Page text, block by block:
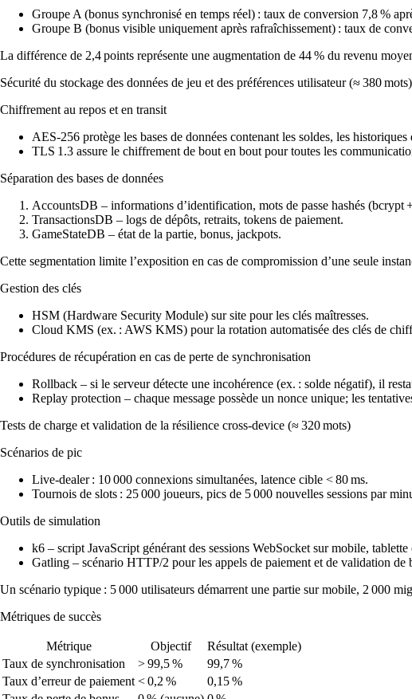
Groupe A (bonus synchronisé en temps réel) : taux de conversion 7,8 %
Groupe B (bonus visible uniquement après rafraîchissement) : taux de
La différence de 2,4 points représente une augmentation de 44 % du revenu
Sécurité du stockage des données de jeu et des préférences utilisateur (≈ 380 mots)
Chiffrement au repos et en transit
AES‑256 protège les bases de données contenant les soldes, les historiques
TLS 1.3 assure le chiffrement de bout en bout pour toutes les
Séparation des bases de données
AccountsDB – informations d’identification, mots de passe hashés (bcrypt
TransactionsDB – logs de dépôts, retraits, tokens de paiement.
GameStateDB – état de la partie, bonus, jackpots.
Cette segmentation limite l’exposition en cas de compromission d’une seule
Gestion des clés
HSM (Hardware Security Module) sur site pour les clés maîtresses.
Cloud KMS (ex. : AWS KMS) pour la rotation automatisée des clés de
Procédures de récupération en cas de perte de synchronisation
Rollback – si le serveur détecte une incohérence (ex. : solde négatif), il
Replay protection – chaque message possède un nonce unique; les
Tests de charge et validation de la résilience cross‑device (≈ 320 mots)
Scénarios de pic
Live‑dealer : 10 000 connexions simultanées, latence cible < 80 ms.
Tournois de slots : 25 000 joueurs, pics de 5 000 nouvelles sessions par
Outils de simulation
k6 – script JavaScript générant des sessions WebSocket sur mobile, tablette
Gatling – scénario HTTP/2 pour les appels de paiement et de validation de
Un scénario typique : 5 000 utilisateurs démarrent une partie sur mobile, 2 000
Métriques de succès
Métrique Objectif
Résultat (exemple)
Taux de synchronisation
> 99,5 %
99,7 %
Taux d’erreur de paiement < 0,2 %
0,15 %